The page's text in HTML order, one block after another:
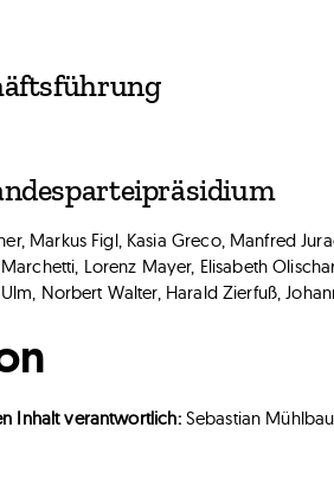
Markus Figl, Kasia Greco, Manfred
Lorenz Mayer, Elisabeth
Norbert Walter, Harald Zierfuß,
Inhalt verantwortlich:Sebastian